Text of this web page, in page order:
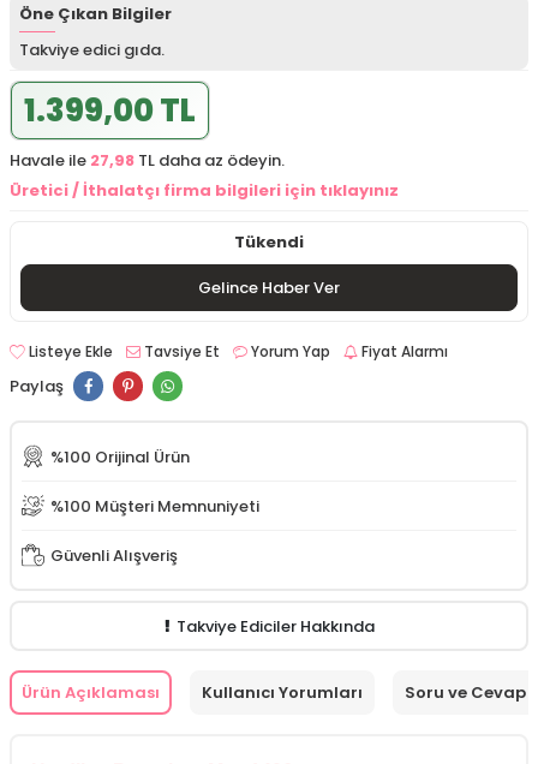
Öne Çıkan Bilgiler
Takviye edici gıda.
1.399,00 TL
Havale ile 27,98 TL daha az ödeyin.
Üretici / İthalatçı firma bilgileri için tıklayınız
Tükendi
Gelince Haber Ver
Listeye Ekle Tavsiye Et Yorum Yap Fiyat Alarmı
Paylaş
%100 Orijinal Ürün
%100 Müşteri Memnuniyeti
Güvenli Alışveriş
Takviye Ediciler Hakkında
Ürün Açıklaması Kullanıcı Yorumları Soru ve Cevap